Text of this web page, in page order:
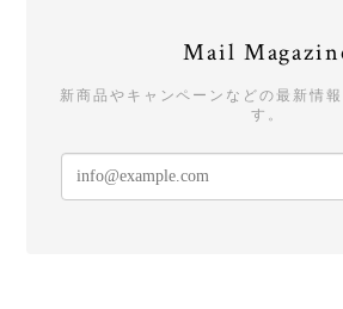
Mail
新商品やキャンペーンなどの最新情
す。